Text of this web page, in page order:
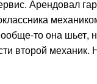
Арендовал
то она шьет,
второй механик.